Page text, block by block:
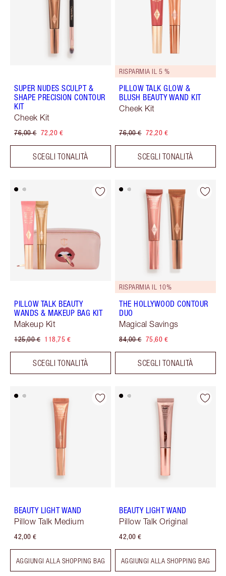
SUPER NUDES SCULPT &
SHAPE PRECISION CONTOUR
KIT
Cheek Kit
76,00 € 72,20 €
SCEGLI TONALITÀ
RISPARMIA IL 5 %
PILLOW TALK GLOW &
BLUSH BEAUTY WAND KIT
Cheek Kit
76,00 € 72,20 €
SCEGLI TONALITÀ
PILLOW TALK BEAUTY
WANDS & MAKEUP BAG KIT
Makeup Kit
125,00 € 118,75 €
SCEGLI TONALITÀ
RISPARMIA IL 10%
THE HOLLYWOOD CONTOUR
DUO
Magical Savings
84,00 € 75,60 €
SCEGLI TONALITÀ
BEAUTY LIGHT WAND
Pillow Talk Medium
42,00 €
AGGIUNGI ALLA SHOPPING BAG
BEAUTY LIGHT WAND
Pillow Talk Original
42,00 €
AGGIUNGI ALLA SHOPPING BAG